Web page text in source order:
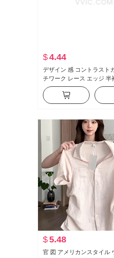
$4.44
デザイン 感 コントラスト
チワーク レース エッジ 半
女性 2026 夏 新品 絶美 巨
小 トップス
$5.48
官 図 アメリカンスタイル